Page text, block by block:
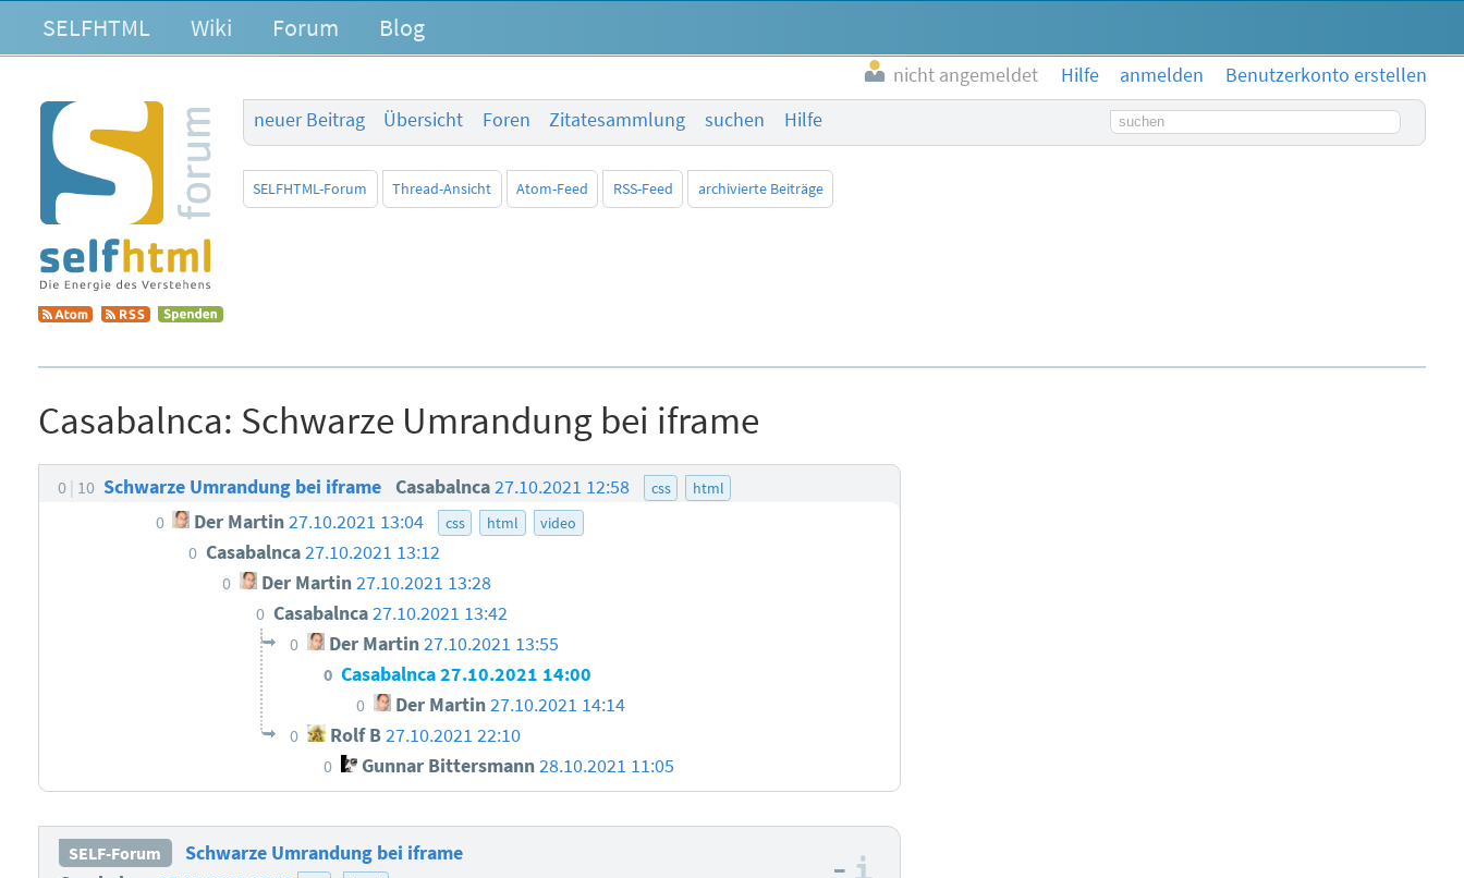
SELFHTML Wiki Forum Blog
nicht angemeldet Hilfe anmelden
Benutzerkonto erstellen
neuer Beitrag
Übersicht Foren Zitatesammlung suchen Hilfe Suchbegriff
SELFHTML-Forum Thread-Ansicht Atom-Feed RSS-Feed archivierte Beiträge
Casabalnca: Schwarze Umrandung bei iframe
0 10 Schwarze Umrandung bei iframe Casabalnca27.10.2021 12:58 css html
0 Der Martin27.10.2021 13:04 css html video
0 Casabalnca27.10.2021 13:12
0 Der Martin27.10.2021 13:28
0 Casabalnca27.10.2021 13:42
0 Der Martin 27.10.2021 13:55
0 Casabalnca27.10.2021 14:00
0 Der Martin27.10.2021 14:14
0 Rolf B27.10.2021 22:10
0 Gunnar Bittersmann28.10.2021 11:05
SELF-Forum
Schwarze Umrandung bei iframe
–